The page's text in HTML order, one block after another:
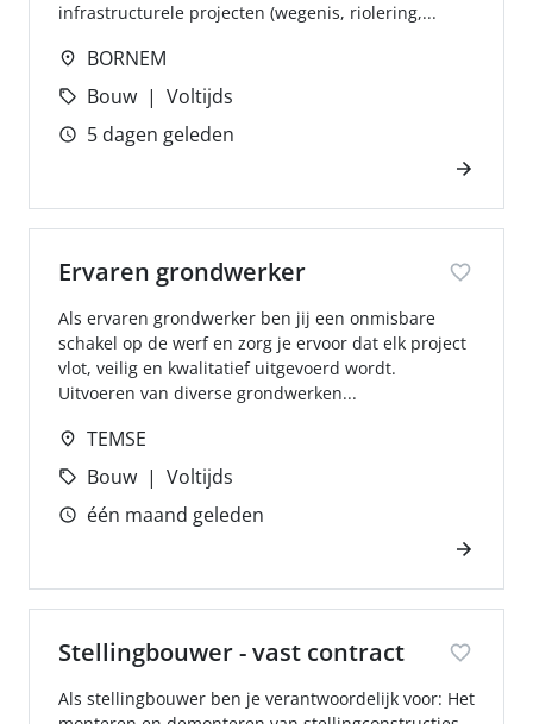
infrastructurele projecten (wegenis, riolering,...
BORNEM
Bouw
Voltijds
5 dagen geleden
Ervaren grondwerker
Als ervaren grondwerker ben jij een onmisbare
schakel op de werf en zorg je ervoor dat elk project
vlot, veilig en kwalitatief uitgevoerd wordt.
Uitvoeren van diverse grondwerken...
TEMSE
Bouw
Voltijds
één maand geleden
Stellingbouwer - vast contract
Als stellingbouwer ben je verantwoordelijk voor: Het